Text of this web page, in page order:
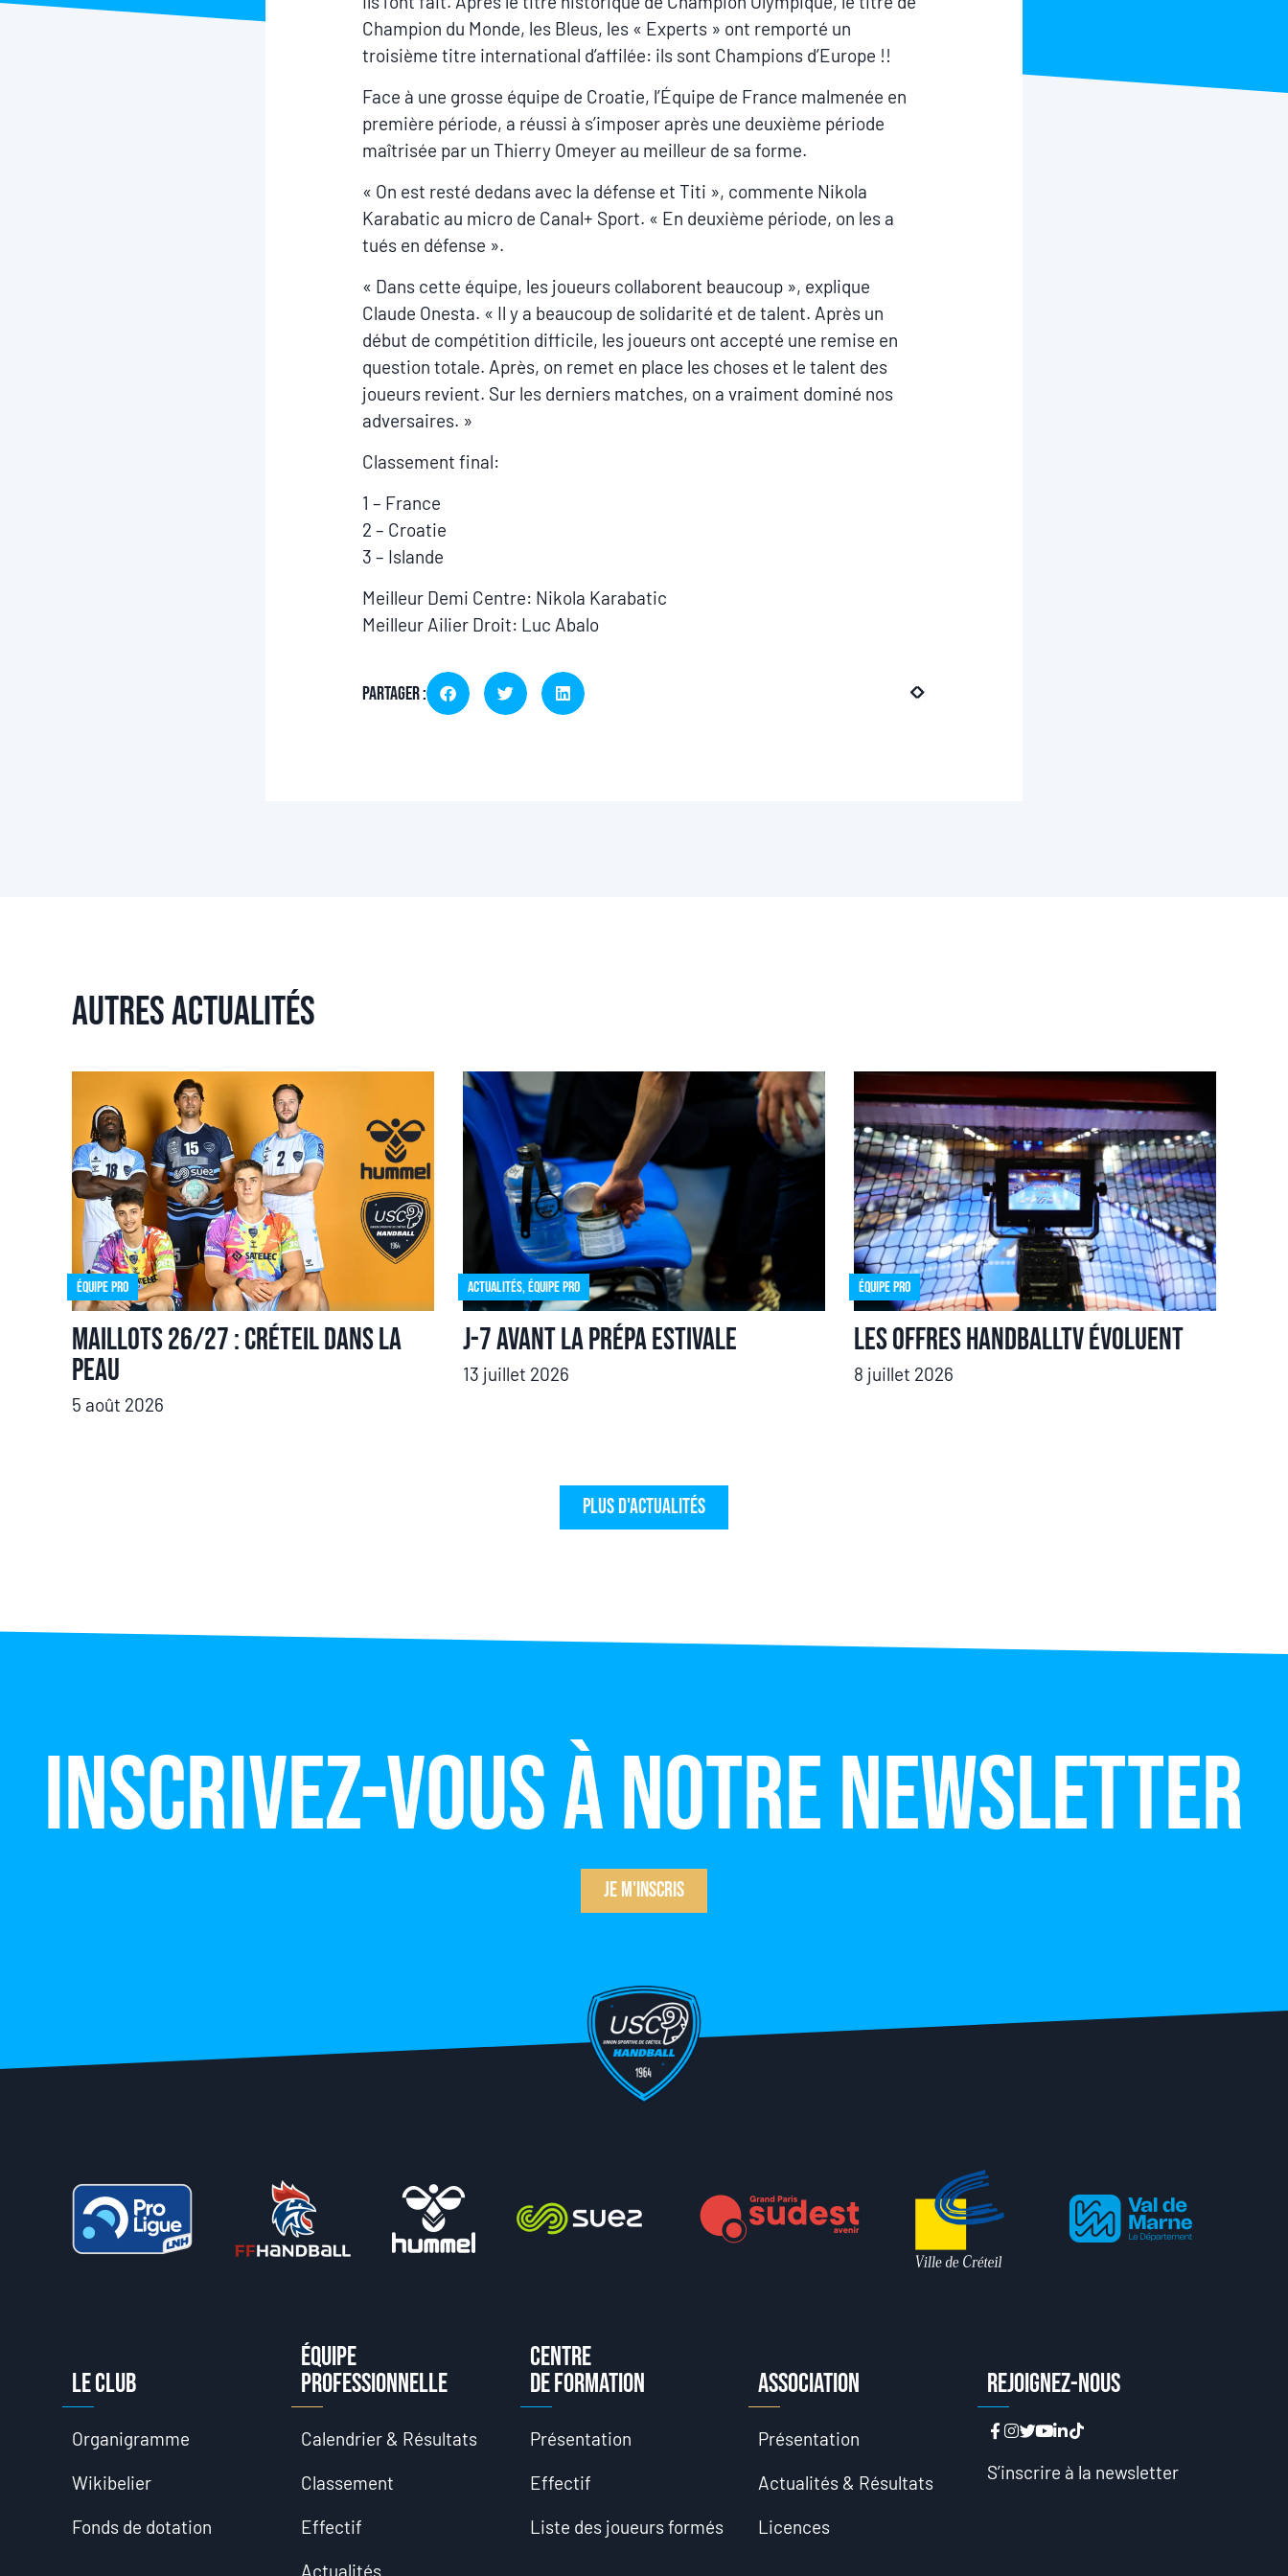
Champion du Monde, les Bleus, les « Experts » ont remporté un
troisième titre international d’affilée: ils sont Champions d’Europe !!
Face à une grosse équipe de Croatie, l’Équipe de France malmenée en
première période, a réussi à s’imposer après une deuxième période
maîtrisée par un Thierry Omeyer au meilleur de sa forme.
« On est resté dedans avec la défense et Titi », commente Nikola
Karabatic au micro de Canal+ Sport. « En deuxième période, on les a
tués en défense ».
« Dans cette équipe, les joueurs collaborent beaucoup », explique
Claude Onesta. « Il y a beaucoup de solidarité et de talent. Après un
début de compétition difficile, les joueurs ont accepté une remise en
question totale. Après, on remet en place les choses et le talent des
joueurs revient. Sur les derniers matches, on a vraiment dominé nos
adversaires. »
Classement final:
1 – France
2 – Croatie
3 – Islande
Meilleur Demi Centre: Nikola Karabatic
Meilleur Ailier Droit: Luc Abalo
Partager :
Autres actualités
Équipe pro
Maillots 26/27 : Créteil dans la
peau
5 août 2026
Actualités,Équipe pro
J-7 avant la prépa estivale
13 juillet 2026
Équipe pro
Les offres HandballTV évoluent
8 juillet 2026
Plus d'actualités
Inscrivez-vous à notre newsletter
Je m'inscris
Le club
Organigramme
Wikibelier
Fonds de dotation
Équipe
professionnelle
Calendrier & Résultats
Classement
Effectif
Actualités
Centre
de formation
Présentation
Effectif
Liste des joueurs formés
Association
Présentation
Actualités & Résultats
Licences
Rejoignez-nous
S’inscrire à la newsletter